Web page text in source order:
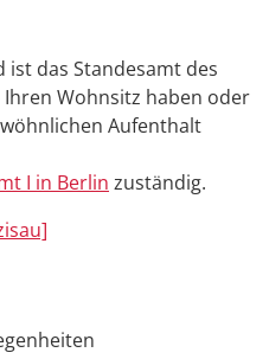
ist das Standesamt des
Wohnsitz haben oder
Aufenthalt
I in Berlin zuständig.